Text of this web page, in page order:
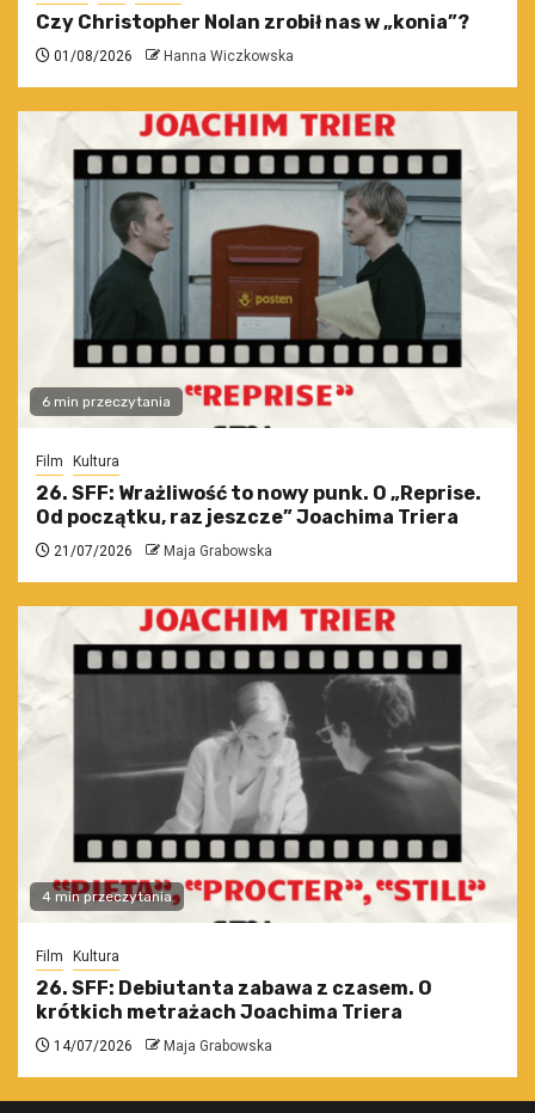
Czy Christopher Nolan zrobił nas w „konia”?
01/08/2026 Hanna Wiczkowska
6 min przeczytania
Film Kultura
26. SFF: Wrażliwość to nowy punk. O „Reprise.
Od początku, raz jeszcze” Joachima Triera
21/07/2026 Maja Grabowska
4 min przeczytania
Film Kultura
26. SFF: Debiutanta zabawa z czasem. O
krótkich metrażach Joachima Triera
14/07/2026 Maja Grabowska